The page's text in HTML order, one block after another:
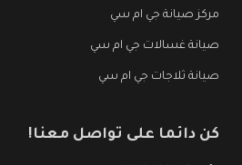
مركز صيانة جي ام سي
صيانة غسالات جي ام سي
صيانة ثلاجات جي ام سي
كن دائما على تواصل معنا!